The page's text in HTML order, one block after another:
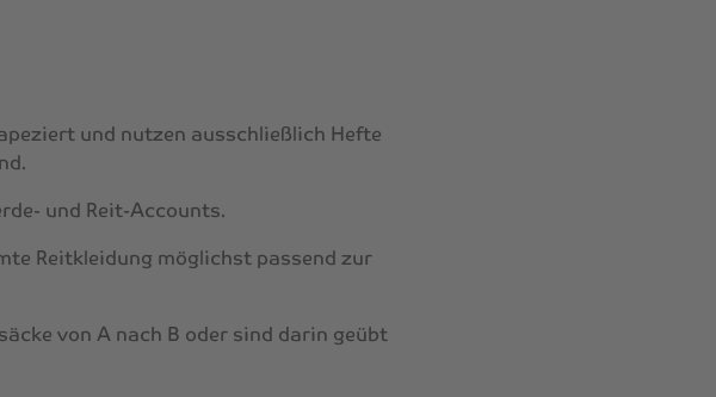
und nutzen ausschließlich Hefte
und Reit-Accounts.
Reitkleidung möglichst passend zur
von A nach B oder sind darin geübt